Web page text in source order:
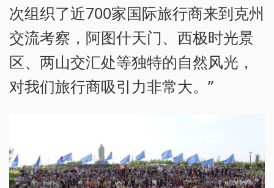
次组织了近700家国际旅行商来到克州
交流考察，阿图什天门、西极时光景
区、两山交汇处等独特的自然风光，
对我们旅行商吸引力非常大。”